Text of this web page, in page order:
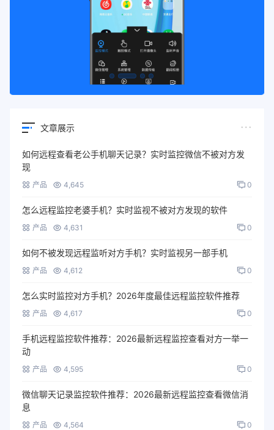
文章展示
如何远程查看老公手机聊天记录？实时监控微信不被对方发
现
产品 4,645 0
怎么远程监控老婆手机？实时监视不被对方发现的软件
产品 4,631 0
如何不被发现远程监听对方手机？实时监视另一部手机
产品 4,612 0
怎么实时监控对方手机？2026年度最佳远程监控软件推荐
产品 4,617 0
手机远程监控软件推荐：2026最新远程监控查看对方一举一
动
产品 4,595 0
微信聊天记录监控软件推荐：2026最新远程监控查看微信消
息
产品 4,564 0